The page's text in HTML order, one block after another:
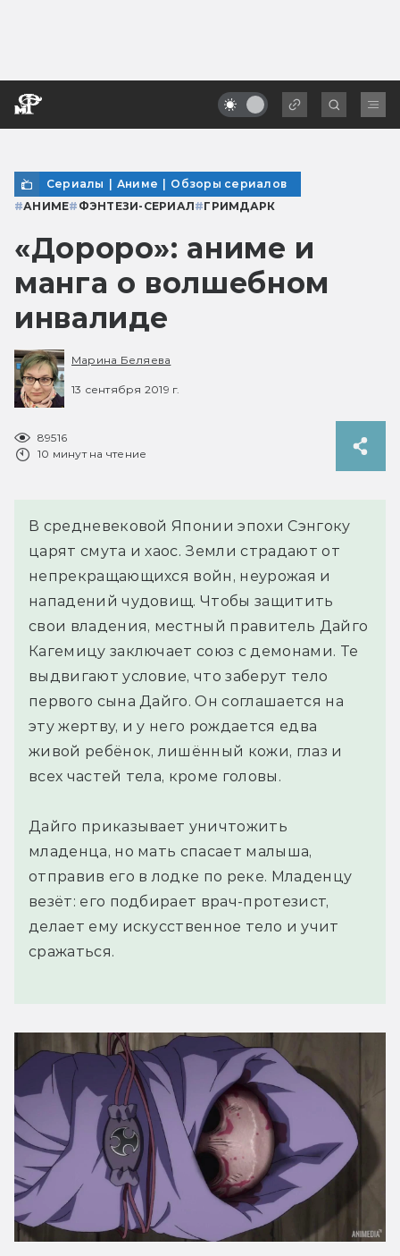
Сериалы | Аниме | Обзоры сериалов
#АНИМЕ# ФЭНТЕЗИ-СЕРИАЛ#ГРИМДАРК
«Дороро»: аниме и
манга о волшебном
инвалиде
Марина Беляева
13 сентября 2019 г.
89516
10 минут на чтение
В средневековой Японии эпохи Сэнгоку
царят смута и хаос. Земли страдают от
непрекращающихся войн, неурожая и
нападений чудовищ. Чтобы защитить
свои владения, местный правитель Дайго
Кагемицу заключает союз с демонами. Те
выдвигают условие, что заберут тело
первого сына Дайго. Он соглашается на
эту жертву, и у него рождается едва
живой ребёнок, лишённый кожи, глаз и
всех частей тела, кроме головы.
Дайго приказывает уничтожить
младенца, но мать спасает малыша,
отправив его в лодке по реке. Младенцу
везёт: его подбирает врач-протезист,
делает ему искусственное тело и учит
сражаться.